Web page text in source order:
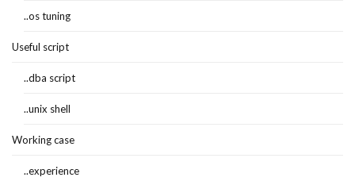
..os tuning
Useful script
..dba script
..unix shell
Working case
..experience